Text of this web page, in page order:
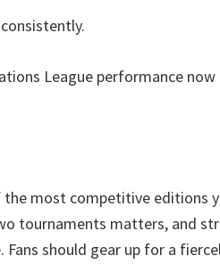
.
League performance
the most competitive editions
tournaments matters, and
. Fans should gear up for a